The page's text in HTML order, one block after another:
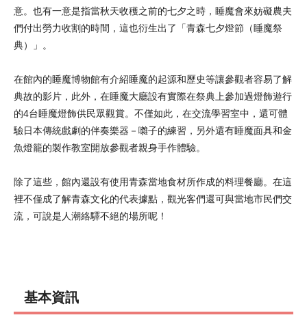
意。也有一意是指當秋天收穫之前的七夕之時，睡魔會來妨礙農夫
們付出勞力收割的時間，這也衍生出了「青森七夕燈節（睡魔祭
典）」。
在館內的睡魔博物館有介紹睡魔的起源和歷史等讓參觀者容易了解
典故的影片，此外，在睡魔大廳設有實際在祭典上參加過燈飾遊行
的4台睡魔燈飾供民眾觀賞。不僅如此，在交流學習室中，還可體
驗日本傳統戲劇的伴奏樂器－囃子的練習，另外還有睡魔面具和金
魚燈籠的製作教室開放參觀者親身手作體驗。
除了這些，館內還設有使用青森當地食材所作成的料理餐廳。在這
裡不僅成了解青森文化的代表據點，觀光客們還可與當地市民們交
流，可說是人潮絡驛不絕的場所呢！
基本資訊